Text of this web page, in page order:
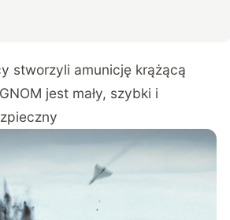
stworzyli amunicję krążącą
jest mały, szybki i